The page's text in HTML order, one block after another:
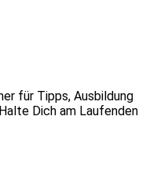
für Tipps, Ausbildung
Dich am Laufenden